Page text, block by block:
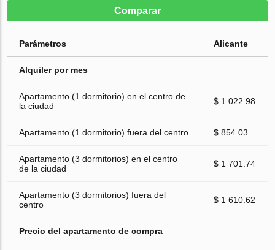
Comparar
Parámetros Alicante
Alquiler por mes
Apartamento (1 dormitorio) en el centro de
la ciudad
$ 1 022.98
Apartamento (1 dormitorio) fuera del centro $ 854.03
Apartamento (3 dormitorios) en el centro
de la ciudad
$ 1 701.74
Apartamento (3 dormitorios) fuera del
centro
$ 1 610.62
Precio del apartamento de compra